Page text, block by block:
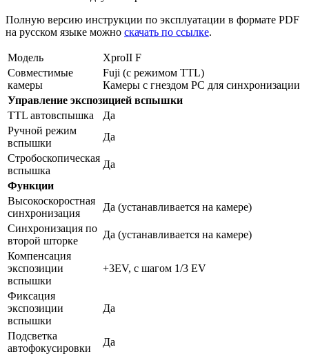
Полную версию инструкции по эксплуатации в формате PDF
на русском языке можно скачать по ссылке.
Модель
XproII F
Совместимые
камеры
Fuji (с режимом TTL)
Камеры с гнездом PC для синхронизации
Управление экспозицией вспышки
TTL автовспышка
Да
Ручной режим
вспышки
Да
Стробоскопическая
вспышка
Да
Функции
Высокоскоростная
синхронизация
Да (устанавливается на камере)
Синхронизация по
второй шторке
Да (устанавливается на камере)
Компенсация
экспозиции
вспышки
+3EV, с шагом 1/3 EV
Фиксация
экспозиции
вспышки
Да
Подсветка
автофокусировки
Да